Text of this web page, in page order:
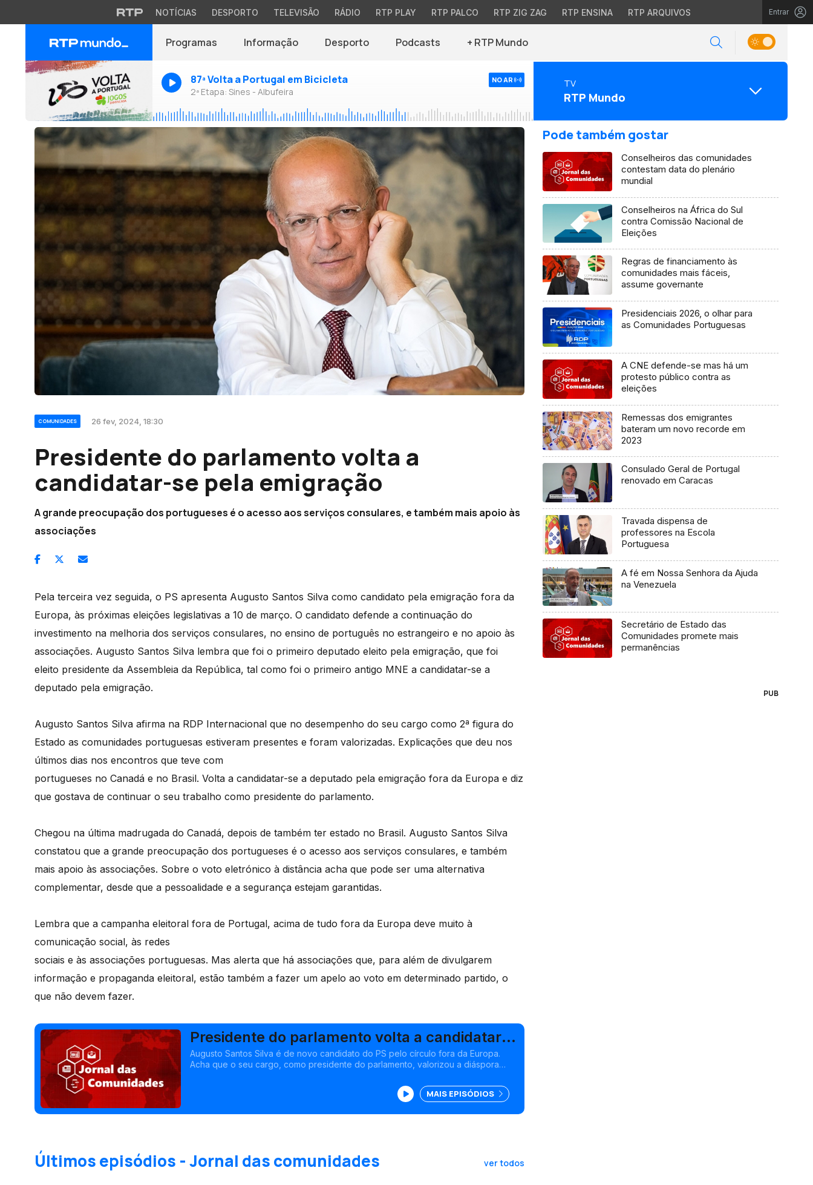
NOTÍCIAS DESPORTO TELEVISÃO RÁDIO RTP PLAY RTP PALCO RTP ZIG ZAG RTP ENSINA RTP ARQUIVOS Entrar
Programas Informação Desporto Podcasts + RTP Mundo
87ª Volta a Portugal em Bicicleta
2ª Etapa: Sines - Albufeira
NO AR TV
RTP Mundo
COMUNIDADES 26 fev, 2024, 18:30
Presidente do parlamento volta a
candidatar-se pela emigração
A grande preocupação dos portugueses é o acesso aos serviços consulares, e também mais apoio às
associações
Pela terceira vez seguida, o PS apresenta Augusto Santos Silva como candidato pela emigração fora da
Europa, às próximas eleições legislativas a 10 de março. O candidato defende a continuação do
investimento na melhoria dos serviços consulares, no ensino de português no estrangeiro e no apoio às
associações. Augusto Santos Silva lembra que foi o primeiro deputado eleito pela emigração, que foi
eleito presidente da Assembleia da República, tal como foi o primeiro antigo MNE a candidatar-se a
deputado pela emigração.
Augusto Santos Silva afirma na RDP Internacional que no desempenho do seu cargo como 2ª figura do
Estado as comunidades portuguesas estiveram presentes e foram valorizadas. Explicações que deu nos
últimos dias nos encontros que teve com
portugueses no Canadá e no Brasil. Volta a candidatar-se a deputado pela emigração fora da Europa e diz
que gostava de continuar o seu trabalho como presidente do parlamento.
Chegou na última madrugada do Canadá, depois de também ter estado no Brasil. Augusto Santos Silva
constatou que a grande preocupação dos portugueses é o acesso aos serviços consulares, e também
mais apoio às associações. Sobre o voto eletrónico à distância acha que pode ser uma alternativa
complementar, desde que a pessoalidade e a segurança estejam garantidas.
Lembra que a campanha eleitoral fora de Portugal, acima de tudo fora da Europa deve muito à
comunicação social, às redes
sociais e às associações portuguesas. Mas alerta que há associações que, para além de divulgarem
informação e propaganda eleitoral, estão também a fazer um apelo ao voto em determinado partido, o
que não devem fazer.
Presidente do parlamento volta a candidatar-
se pela emigração
Augusto Santos Silva é de novo candidato do PS pelo círculo fora da Europa.
Acha que o seu cargo, como presidente do parlamento, valorizou a diáspora
MAIS EPISÓDIOS
Últimos episódios - Jornal das comunidades ver todos
Pode também gostar
Conselheiros das comunidades
contestam data do plenário
mundial
Conselheiros na África do Sul
contra Comissão Nacional de
Eleições
Regras de financiamento às
comunidades mais fáceis,
assume governante
Presidenciais 2026, o olhar para
as Comunidades Portuguesas
A CNE defende-se mas há um
protesto público contra as
eleições
Remessas dos emigrantes
bateram um novo recorde em
2023
Consulado Geral de Portugal
renovado em Caracas
Travada dispensa de
professores na Escola
Portuguesa
A fé em Nossa Senhora da Ajuda
na Venezuela
Secretário de Estado das
Comunidades promete mais
permanências
PUB